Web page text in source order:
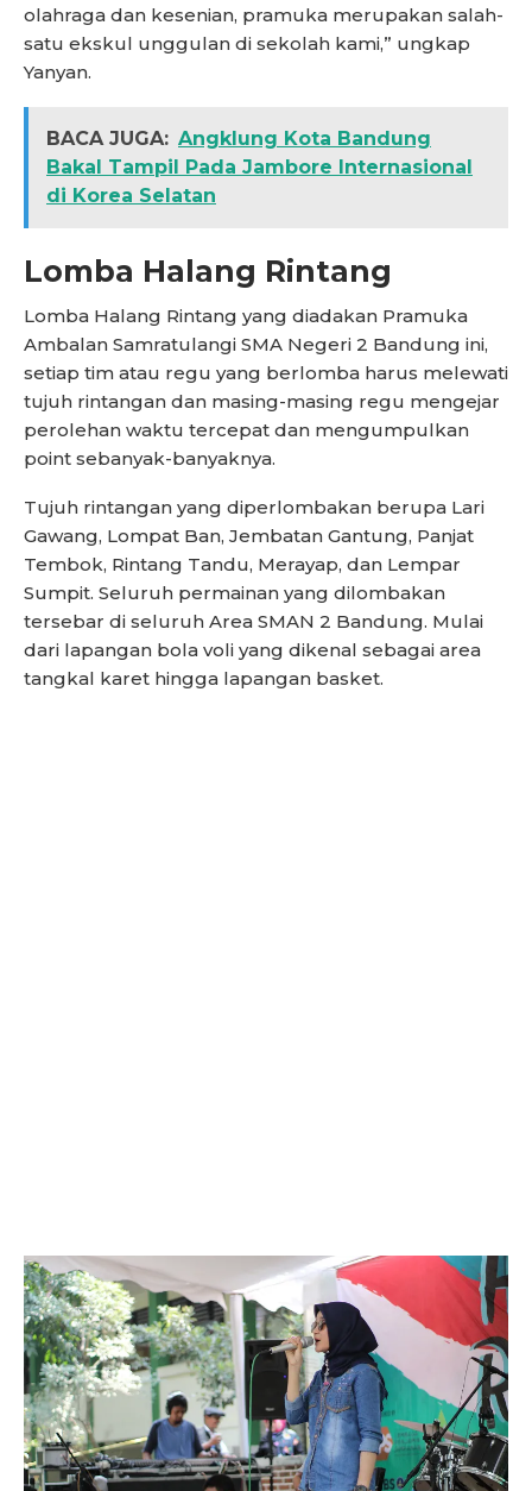
olahraga dan kesenian, pramuka merupakan salah-
satu ekskul unggulan di sekolah kami,” ungkap
Yanyan.
BACA JUGA: Angklung Kota Bandung
Bakal Tampil Pada Jambore Internasional
di Korea Selatan
Lomba Halang Rintang
Lomba Halang Rintang yang diadakan Pramuka
Ambalan Samratulangi SMA Negeri 2 Bandung ini,
setiap tim atau regu yang berlomba harus melewati
tujuh rintangan dan masing-masing regu mengejar
perolehan waktu tercepat dan mengumpulkan
point sebanyak-banyaknya.
Tujuh rintangan yang diperlombakan berupa Lari
Gawang, Lompat Ban, Jembatan Gantung, Panjat
Tembok, Rintang Tandu, Merayap, dan Lempar
Sumpit. Seluruh permainan yang dilombakan
tersebar di seluruh Area SMAN 2 Bandung. Mulai
dari lapangan bola voli yang dikenal sebagai area
tangkal karet hingga lapangan basket.